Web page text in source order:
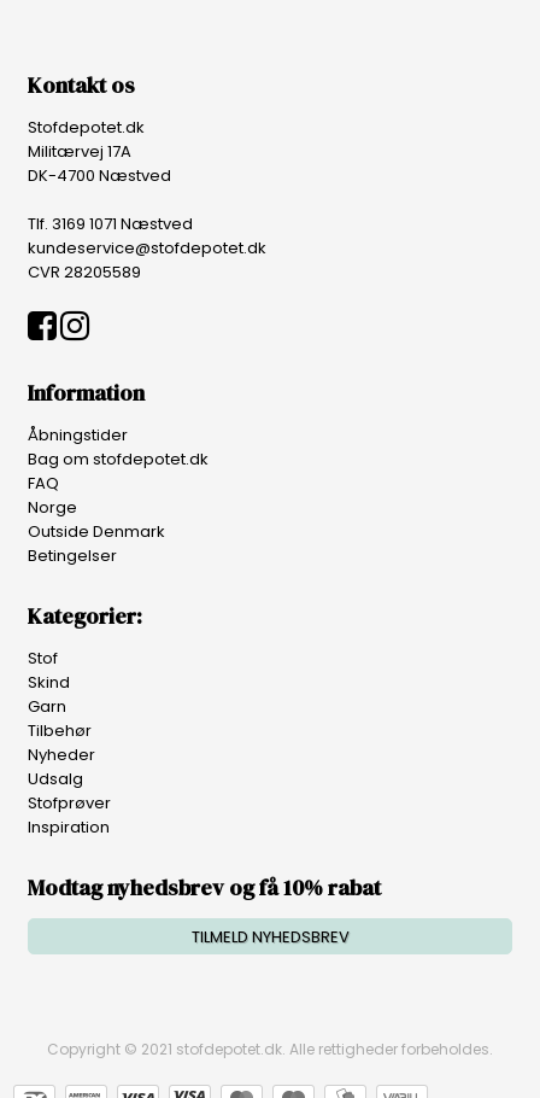
Kontakt os
Stofdepotet.dk
Militærvej 17A
DK-4700 Næstved
Tlf. 3169 1071 Næstved
kundeservice@stofdepotet.dk
CVR 28205589
Information
Åbningstider
Bag om stofdepotet.dk
FAQ
Norge
Outside Denmark
Betingelser
Kategorier:
Stof
Skind
Garn
Tilbehør
Nyheder
Udsalg
Stofprøver
Inspiration
Modtag nyhedsbrev og få 10% rabat
TILMELD NYHEDSBREV
Copyright © 2021 stofdepotet.dk. Alle rettigheder forbeholdes.